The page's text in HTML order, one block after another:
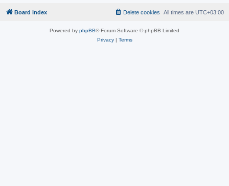
Board index All times are UTC+03:00
Delete cookies
Powered by phpBB® Forum Software © phpBB Limited
Privacy| Terms